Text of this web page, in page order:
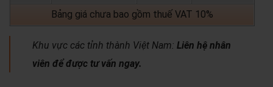
Bảng giá chưa bao gồm thuế VAT 10%
Khu vực các tỉnh thành Việt Nam: Liên hệ nhân
viên để được tư vấn ngay.